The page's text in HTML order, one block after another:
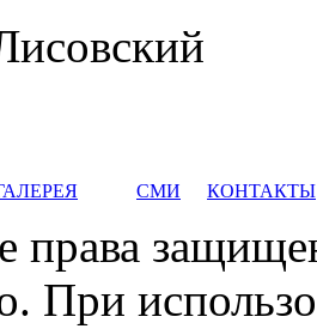
СМИ КОНТАКТЫ
права
При